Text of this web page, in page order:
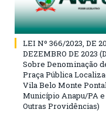
LEI Nº 366/2023, DE
DEZEMBRO DE 2023
Sobre Denominação
Praça Pública
Vila Belo Monte
Município Anapu/PA e
Outras Providências)